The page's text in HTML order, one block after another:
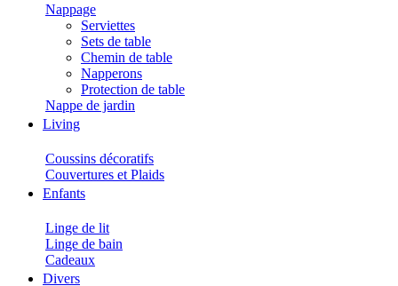
Nappage
Serviettes
Sets de table
Chemin de table
Napperons
Protection de table
Nappe de jardin
Living
Coussins décoratifs
Couvertures et Plaids
Enfants
Linge de lit
Linge de bain
Cadeaux
Divers